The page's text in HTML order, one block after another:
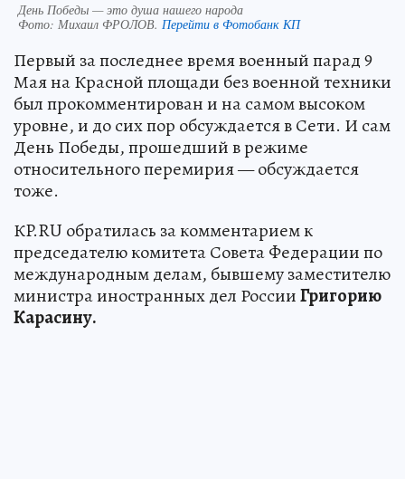
День Победы — это душа нашего народа
Фото: Михаил ФРОЛОВ. Перейти в Фотобанк КП
Первый за последнее время военный парад 9
Мая на Красной площади без военной техники
был прокомментирован и на самом высоком
уровне, и до сих пор обсуждается в Сети. И сам
День Победы, прошедший в режиме
относительного перемирия — обсуждается
тоже.
КP.RU обратилась за комментарием к
председателю комитета Совета Федерации по
международным делам, бывшему заместителю
министра иностранных дел РоссииГригорию
Карасину.